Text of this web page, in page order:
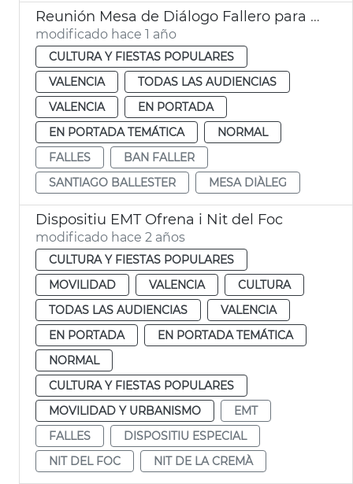
Reunión Mesa de Diálogo Fallero para elaborar el Bando Fallero
modificado hace 1 año
CULTURA Y FIESTAS POPULARES
VALENCIA
TODAS LAS AUDIENCIAS
VALENCIA
EN PORTADA
EN PORTADA TEMÁTICA
NORMAL
FALLES
BAN FALLER
SANTIAGO BALLESTER
MESA DIÀLEG
Dispositiu EMT Ofrena i Nit del Foc
modificado hace 2 años
CULTURA Y FIESTAS POPULARES
MOVILIDAD
VALENCIA
CULTURA
TODAS LAS AUDIENCIAS
VALENCIA
EN PORTADA
EN PORTADA TEMÁTICA
NORMAL
CULTURA Y FIESTAS POPULARES
MOVILIDAD Y URBANISMO
EMT
FALLES
DISPOSITIU ESPECIAL
NIT DEL FOC
NIT DE LA CREMÀ